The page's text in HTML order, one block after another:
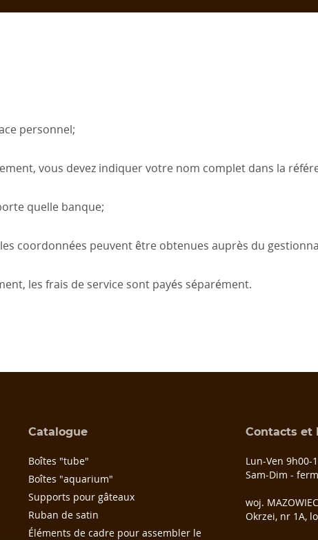
personnel;
vous devez indiquer votre nom complet dans la
quelle banque;
coordonnées peuvent être obtenues auprès du
les frais de service sont payés séparément.
Catalogue
Boîtes "tube"
Boîtes "aquarium"
Supports pour gâteaux
Ruban de satin
Éléments de cadre pour assembler le
Contacts et
Lun-Ven 9h00-
Sam-Dim -
woj.
Okrzei, nr 1A,